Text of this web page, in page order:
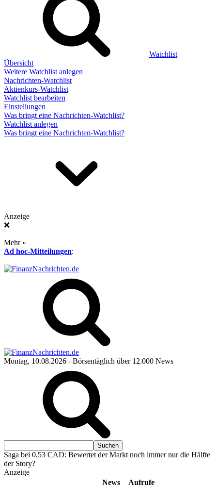
Watchlist
Übersicht
Weitere Watchlist anlegen
Nachrichten-Watchlist
Aktienkurs-Watchlist
Watchlist bearbeiten
Einstellungen
Was bringt eine Nachrichten-Watchlist?
Watchlist anlegen
Was bringt eine Nachrichten-Watchlist?
Anzeige
❌
Mehr »
Ad hoc-Mitteilungen:
Montag, 10.08.2026 - Börsentäglich über 12.000 News
Saga bei 0,53 CAD: Bewertet der Markt noch immer nur die Hälfte
der Story?
Anzeige
News
Aufrufe